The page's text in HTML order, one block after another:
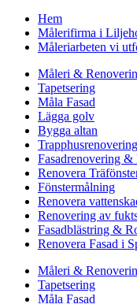
Hem
Målerifirma i
Måleriarbeten vi
Måleri &
Tapetsering
Måla Fasad
Lägga golv
Bygga altan
Fasadrenovering &
Renovera
Fönstermålning
Renovera
Renovering av
Fasadblästring &
Renovera Fasad i
Måleri &
Tapetsering
Måla Fasad